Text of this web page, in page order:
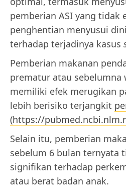
pemberian ASI yang tidak
penghentian menyusui
terhadap terjadinya kasus
Pemberian makanan
prematur atau sebelumna
memiliki efek merugikan
lebih berisiko terjangkit
(https://
Selain itu, pemberian
sebelum 6 bulan ternyata
signifikan terhadap
atau berat badan anak.